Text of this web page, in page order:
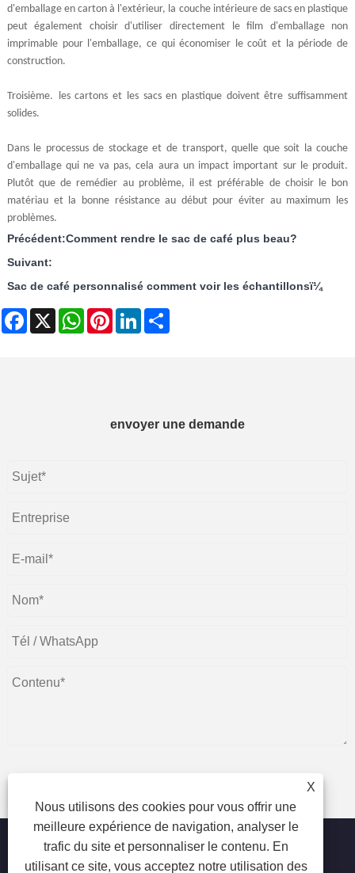
d'emballage en carton à l'extérieur, la couche intérieure de sacs en plastique
peut également choisir d'utiliser directement le film d'emballage non
imprimable pour l'emballage, ce qui économiser le coût et la période de
construction.
Troisième. les cartons et les sacs en plastique doivent être suffisamment
solides.
Dans le processus de stockage et de transport, quelle que soit la couche
d'emballage qui ne va pas, cela aura un impact important sur le produit.
Plutôt que de remédier au problème, il est préférable de choisir le bon
matériau et la bonne résistance au début pour éviter au maximum les
problèmes.
Précédent:Comment rendre le sac de café plus beau?
Suivant:
Sac de café personnalisé comment voir les échantillonsï¼
Facebook
X WhatsAppPinterestLinkedIn
envoyer une demande
X
Nous utilisons des cookies pour vous offrir une
meilleure expérience de navigation, analyser le
trafic du site et personnaliser le contenu. En
utilisant ce site, vous acceptez notre utilisation des